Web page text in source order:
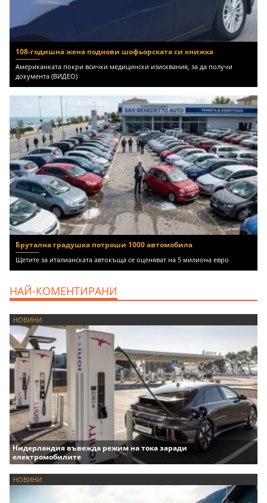
108-годишна жена поднови шофьорската си книжка
Американката покри всички медицински изисквания, за да получи
документа (ВИДЕО)
Брутална градушка потроши 1000 автомобила
Щетите за италианската автокъща се оценяват на 5 милиона евро
НАЙ-КОМЕНТИРАНИ
НОВИНИ
Нидерландия въвежда режим на тока заради
електромобилите
НОВИНИ